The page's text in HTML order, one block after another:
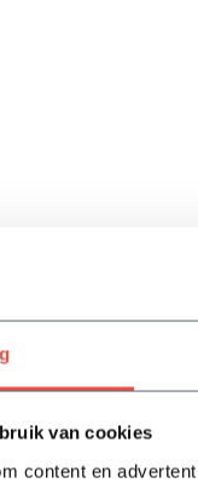
van cookies
content en